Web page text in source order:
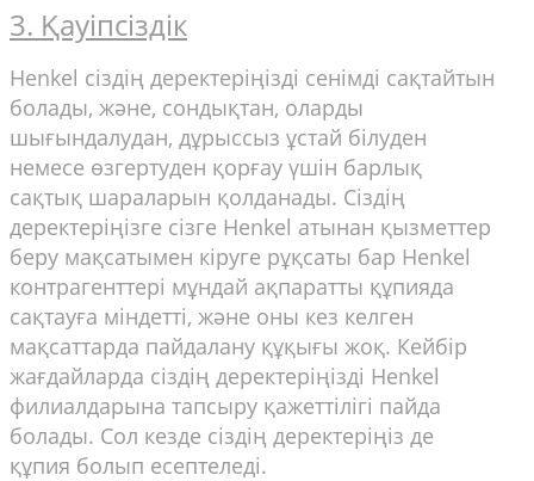
3. Қауіпсіздік
Henkel сіздің деректеріңізді сенімді сақтайтын
болады, және, сондықтан, оларды
шығындалудан, дұрыссыз ұстай білуден
немесе өзгертуден қорғау үшін барлық
сақтық шараларын қолданады. Сіздің
деректеріңізге сізге Henkel атынан қызметтер
беру мақсатымен кіруге рұқсаты бар Henkel
контрагенттері мұндай ақпаратты құпияда
сақтауға міндетті, және оны кез келген
мақсаттарда пайдалану құқығы жоқ. Кейбір
жағдайларда сіздің деректеріңізді Henkel
филиалдарына тапсыру қажеттілігі пайда
болады. Сол кезде сіздің деректеріңіз де
құпия болып есептеледі.